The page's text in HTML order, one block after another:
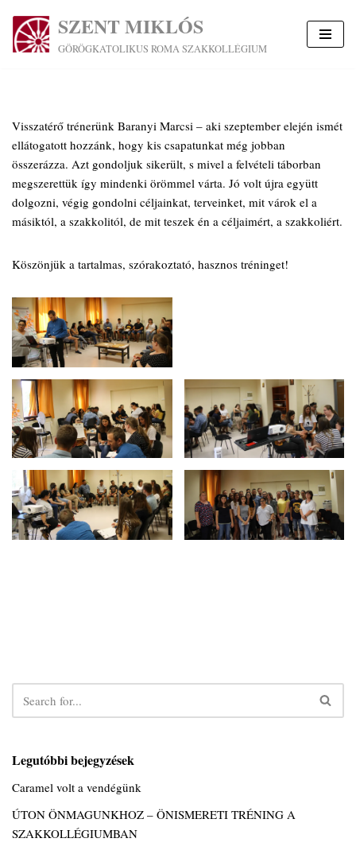
Skip
SZENT MIKLÓS
GÖRÖGKATOLIKUS ROMA SZAKKOLLÉGIUM
Visszatérő trénerünk Baranyi Marcsi – aki szeptember elején ismét
ellátogatott hozzánk, hogy kis csapatunkat még jobban
összerázza. Azt gondoljuk sikerült, s mivel a felvételi táborban
megszerettük így mindenki örömmel várta. Jó volt újra együtt
dolgozni, végig gondolni céljainkat, terveinket, mit várok el a
másiktól, a szakkolitól, de mit teszek én a céljaimért, a szakkoliért.
Köszönjük a tartalmas, szórakoztató, hasznos tréninget!
Legutóbbi bejegyzések
Caramel volt a vendégünk
ÚTON ÖNMAGUNKHOZ – ÖNISMERETI TRÉNING A
SZAKKOLLÉGIUMBAN